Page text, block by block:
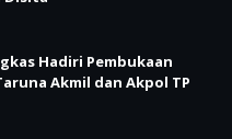
Hadiri Pembukaan
Akmil dan Akpol TP